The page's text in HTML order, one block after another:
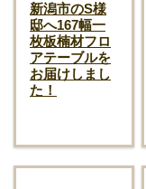
新潟市のS様
邸へ167幅一
枚板楠材フロ
アテーブルを
お届けしまし
た！